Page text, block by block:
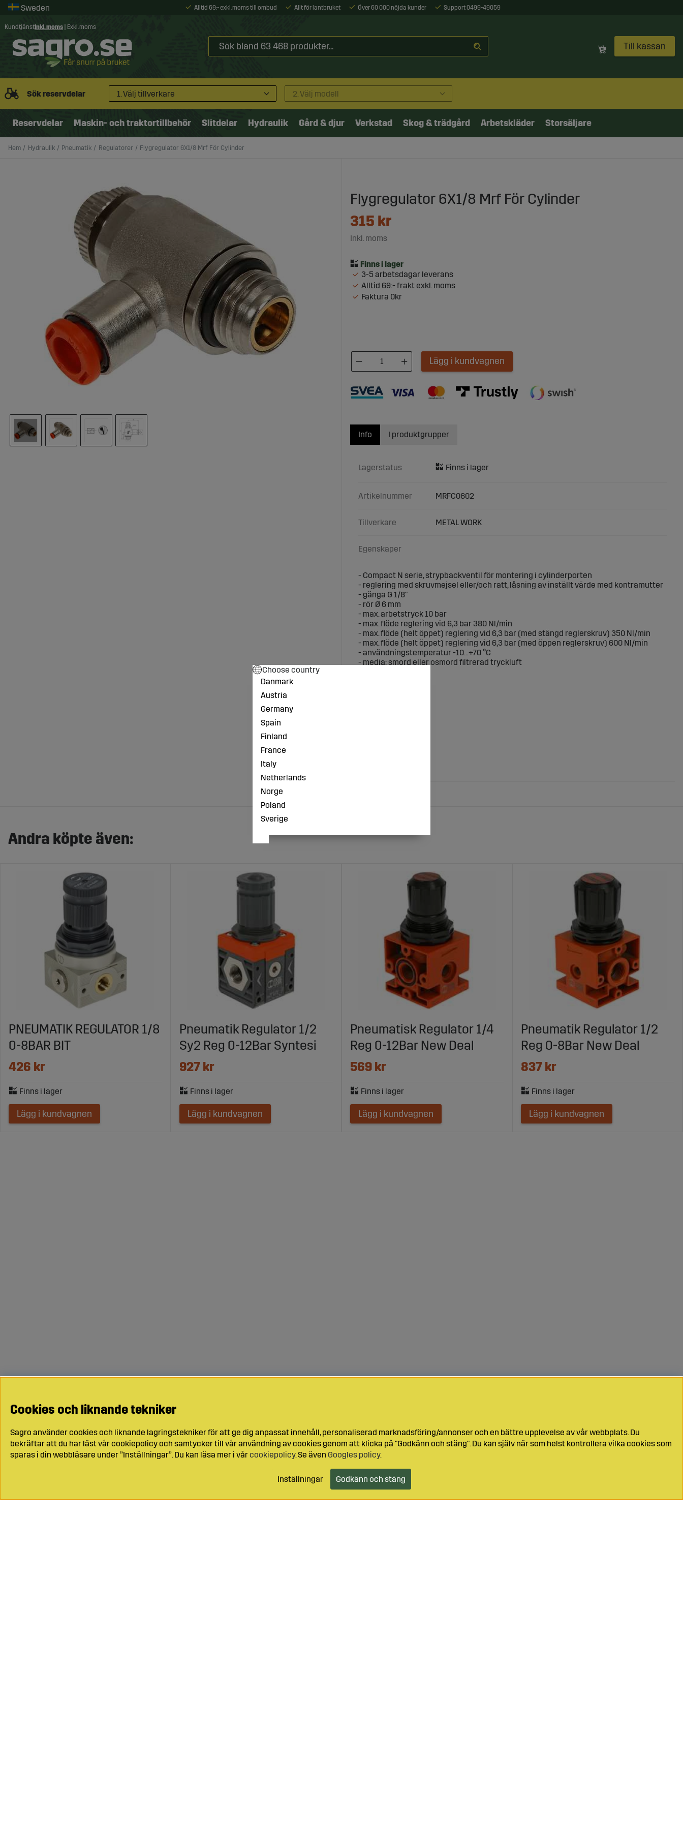
Alltid 69:- exkl. moms till ombud Allt för lantbruket Över 60 000 nöjda kunder Support 0499-49059
Kundtjänst Inkl. moms Exkl. moms
Till kassan
Sök reservdelar 1. Välj tillverkare 2. Välj modell
Reservdelar Maskin- och traktortillbehör Slitdelar Hydraulik Gård & djur Verkstad Skog & trädgård Arbetskläder Storsäljare
Hem Hydraulik Pneumatik Regulatorer Flygregulator 6X1/8 Mrf För Cylinder
Flygregulator 6X1/8 Mrf För Cylinder
315 kr
Inkl. moms
3-5 arbetsdagar leverans
Alltid 69:- frakt exkl. moms
Faktura 0kr
Lägg i kundvagnen
Info
Lagerstatus
Artikelnummer MRFC0602
Tillverkare METAL WORK
Egenskaper
- Compact N serie, strypbackventil för montering i cylinderporten
- reglering med skruvmejsel eller/och ratt, låsning av inställt värde med kontramutter
- gänga G 1/8"
- rör Ø 6 mm
- max. arbetstryck 10 bar
- max. flöde reglering vid 6,3 bar 380 Nl/min
- max. flöde (helt öppet) reglering vid 6,3 bar (med stängd reglerskruv) 350 Nl/min
- max. flöde (helt öppet) reglering vid 6,3 bar (med öppen reglerskruv) 600 Nl/min
- användningstemperatur -10...+70 °C
- media: smord eller osmord filtrerad tryckluft
I produktgrupper
Andra köpte även:
PNEUMATIK REGULATOR 1/8
0-8BAR BIT
426 kr
Lägg i kundvagnen
Pneumatik Regulator 1/2
Sy2 Reg 0-12Bar Syntesi
927 kr
Lägg i kundvagnen
Pneumatisk Regulator 1/4
Reg 0-12Bar New Deal
569 kr
Lägg i kundvagnen
Pneumatik Regulator 1/2
Reg 0-8Bar New Deal
837 kr
Lägg i kundvagnen
Cookies och liknande tekniker
Sagro använder cookies och liknande lagringstekniker för att ge dig anpassat innehåll, personaliserad marknadsföring/annonser och en bättre upplevelse av vår webbplats. Du
bekräftar att du har läst vår cookiepolicy och samtycker till vår användning av cookies genom att klicka på "Godkänn och stäng". Du kan själv när som helst kontrollera vilka cookies som
sparas i din webbläsare under ”Inställningar”. Du kan läsa mer i vårcookiepolicy. Se även Googles policy.
Inställningar Godkänn och stäng
Choose country
Danmark
Austria
Germany
Spain
Finland
France
Italy
Netherlands
Norge
Poland
Sverige